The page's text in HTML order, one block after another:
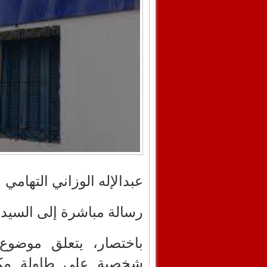
عبدالإله الوزاني التهامي
رسالة مباشرة إلى
باختصار، يتعلق
شخصية على طاولة